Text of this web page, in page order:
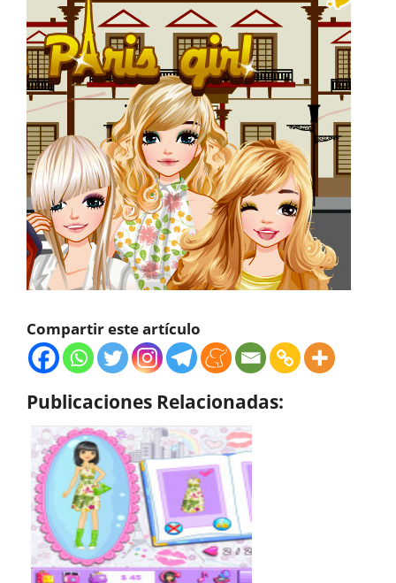
Compartir este artículo
Publicaciones Relacionadas: